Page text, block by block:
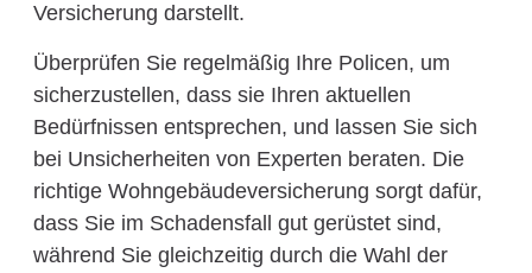
Versicherung darstellt.
Überprüfen Sie regelmäßig Ihre Policen, um
sicherzustellen, dass sie Ihren aktuellen
Bedürfnissen entsprechen, und lassen Sie sich
bei Unsicherheiten von Experten beraten. Die
richtige Wohngebäudeversicherung sorgt dafür,
dass Sie im Schadensfall gut gerüstet sind,
während Sie gleichzeitig durch die Wahl der